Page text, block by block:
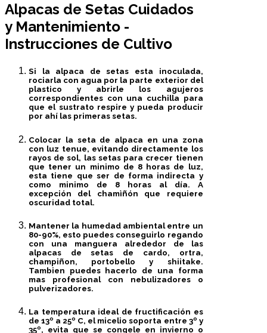
Alpacas de Setas Cuidados
y Mantenimiento -
Instrucciones de Cultivo
Si la alpaca de setas esta inoculada,
rociarla con agua por la parte exterior del
plastico y abrirle los agujeros
correspondientes con una cuchilla para
que el sustrato respire y pueda producir
por ahí las primeras setas.
Colocar la seta de alpaca en una zona
con luz tenue, evitando directamente los
rayos de sol, las setas para crecer tienen
que tener un minimo de 8 horas de luz,
esta tiene que ser de forma indirecta y
como minimo de 8 horas al día. A
excepción del chamìñón que requiere
oscuridad total.
Mantener la humedad ambiental entre un
80-90%, esto puedes conseguirlo regando
con una manguera alrededor de las
alpacas de setas de cardo, ortra,
champiñon, portobello y shiitake.
Tambien puedes hacerlo de una forma
mas profesional con nebulizadores o
pulverizadores.
La temperatura ideal de fructificación es
de 13º a 25º C, el micelio soporta entre 3º y
35º, evita que se congele en invierno o